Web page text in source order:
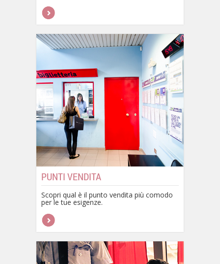
PUNTI VENDITA
Scopri qual è il punto vendita più comodo
per le tue esigenze.